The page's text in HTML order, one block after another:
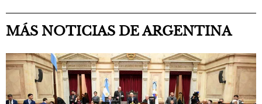
MÁS NOTICIAS DE ARGENTINA